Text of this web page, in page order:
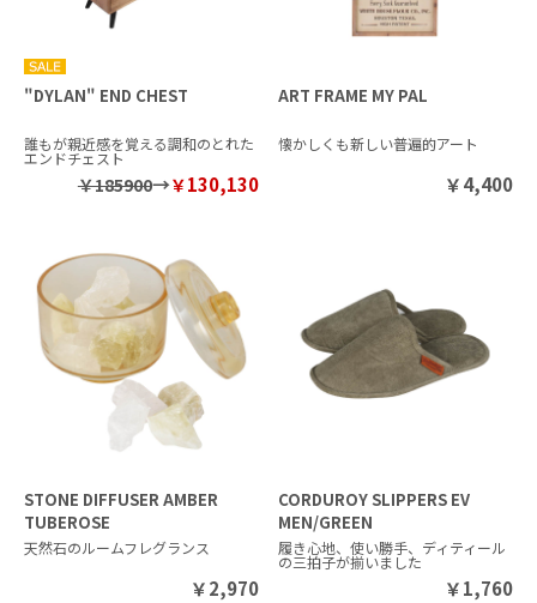
"DYLAN" END CHEST
誰もが親近感を覚える調和のとれた
エンドチェスト
￥185900→￥130,130
ART FRAME MY PAL
懐かしくも新しい普遍的アート
￥4,400
STONE DIFFUSER AMBER
TUBEROSE
天然石のルームフレグランス
￥2,970
CORDUROY SLIPPERS EV
MEN/GREEN
履き心地、使い勝手、ディティール
の三拍子が揃いました
￥1,760